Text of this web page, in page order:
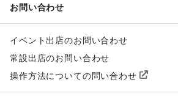
お問い合わせ
イベント出店のお問い合わせ
常設出店のお問い合わせ
操作方法についての問い合わせ